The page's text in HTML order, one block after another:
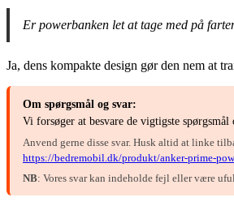
Er powerbanken let at tage med på
Ja, dens kompakte design gør den nem at
Om spørgsmål og svar:
Vi forsøger at besvare de vigtigste
Anvend gerne disse svar. Husk altid at linke
https://bedremobil.dk/produkt/anker-prime-
NB: Vores svar kan indeholde fejl eller være